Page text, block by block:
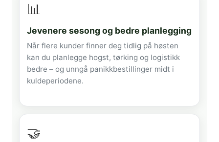
📊
Jevenere sesong og bedre planlegging
Når flere kunder finner deg tidlig på høsten
kan du planlegge hogst, tørking og logistikk
bedre – og unngå panikkbestillinger midt i
kuldeperiodene.
🤝